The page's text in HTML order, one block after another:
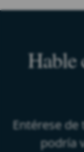
Hable
Entérese de
podría